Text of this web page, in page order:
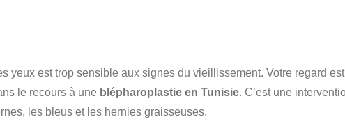
yeux est trop sensible aux signes du vieillissement. Votre regard
le recours à une blépharoplastie en Tunisie. C’est une
les bleus et les hernies graisseuses.